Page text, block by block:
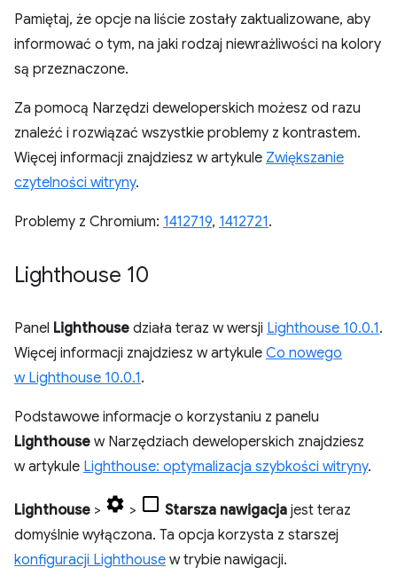
Pamiętaj, że opcje na liście zostały zaktualizowane, aby
informować o tym, na jaki rodzaj niewrażliwości na kolory
są przeznaczone.
Za pomocą Narzędzi deweloperskich możesz od razu
znaleźć i rozwiązać wszystkie problemy z kontrastem.
Więcej informacji znajdziesz w artykule Zwiększanie
czytelności witryny.
Problemy z Chromium: 1412719, 1412721.
Lighthouse 10
Panel Lighthouse działa teraz w wersji Lighthouse 10.0.1.
Więcej informacji znajdziesz w artykule Co nowego
w Lighthouse 10.0.1.
Podstawowe informacje o korzystaniu z panelu
Lighthouse w Narzędziach deweloperskich znajdziesz
w artykule Lighthouse: optymalizacja szybkości witryny.
Lighthouse > > Starsza nawigacja jest teraz
domyślnie wyłączona. Ta opcja korzysta z starszej
konfiguracji Lighthouse w trybie nawigacji.